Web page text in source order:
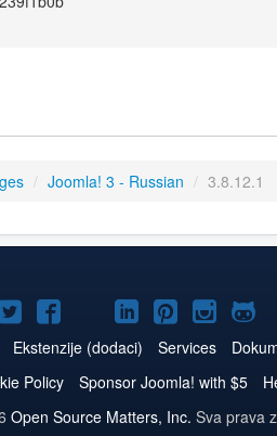
/ Joomla! 3 - Russian / 3.8.12.1
Joomla!
na
Twitteru
Joomla!
na
Facebooku
Joomla!
na
YouTube
Joomla!
naLinkedIn
Joomla!
na
Pinterest
Joomla!
na na
Ekstenzije (dodaci) Services
Policy Sponsor Joomla! with $5
Open Source Matters, Inc. Sva prava